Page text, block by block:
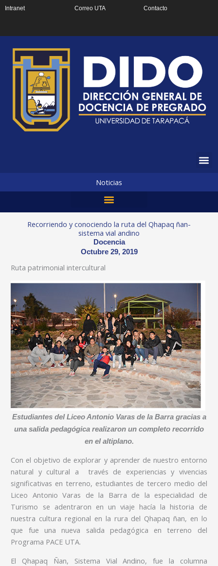
Intranet Correo UTA Contacto
Noticias
Recorriendo y conociendo la ruta del Qhapaq ñan-
sistema vial andino
Docencia
Octubre 29, 2019
Ruta patrimonial intercultural
Estudiantes del Liceo Antonio Varas de la Barra gracias a
una salida pedagógica realizaron un completo recorrido
en el altiplano.
Con el objetivo de explorar y aprender de nuestro entorno
natural y cultural a través de experiencias y vivencias
significativas en terreno, estudiantes de tercero medio del
Liceo Antonio Varas de la Barra de la especialidad de
Turismo se adentraron en un viaje hacía la historia de
nuestra cultura regional en la rura del Qhapaq ñan, en lo
que fue una nueva salida pedagógica en terreno del
Programa PACE UTA.
El Qhapaq Ñan, Sistema Vial Andino, fue la columna